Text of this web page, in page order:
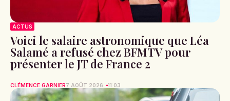
ACTUS
Voici le salaire astronomique que Léa
Salamé a refusé chez BFMTV pour
présenter le JT de France 2
CLÉMENCE GARNIER7 AOÛT 2026 11:03